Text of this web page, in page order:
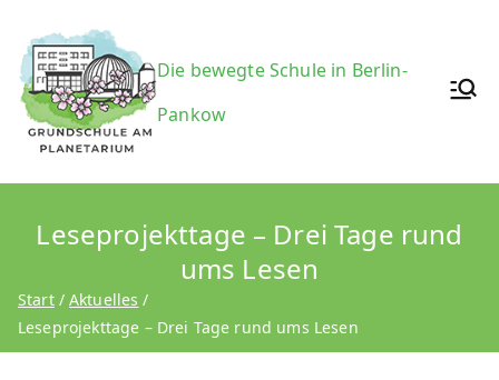
Inhalt
springen
Grundsc
hule am
Planetari
Die bewegte Schule in Berlin-
Pankow
Leseprojekttage – Drei Tage rund
ums Lesen
Start
Aktuelles
Leseprojekttage – Drei Tage rund ums Lesen